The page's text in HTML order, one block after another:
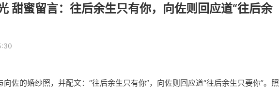
甜蜜留言：往后余生只有你，向佐则回应道“往后余
佐的婚纱照，并配文：“往后余生只有你”，向佐则回应道“往后余生只要你”。照